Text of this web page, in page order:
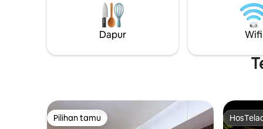
kedai
hanya
Nikmati
dalam
Dapur Wifi
Pilihan tamu
Pilihan tamu